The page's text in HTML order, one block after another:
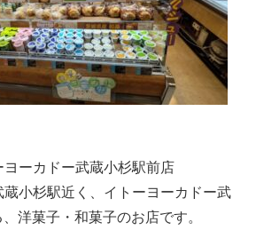
ヨーカドー武蔵小杉駅前店
小杉駅近く、イトーヨーカドー武
洋菓子・和菓子のお店です。